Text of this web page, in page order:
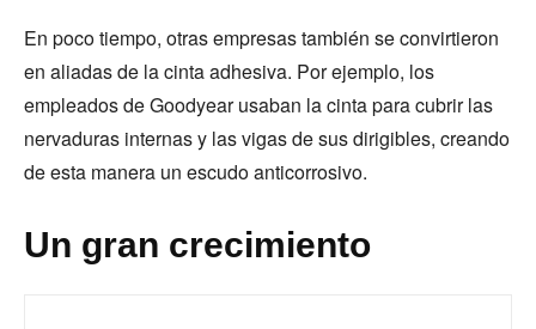
En poco tiempo, otras empresas también se convirtieron
en aliadas de la cinta adhesiva. Por ejemplo, los
empleados de Goodyear usaban la cinta para cubrir las
nervaduras internas y las vigas de sus dirigibles, creando
de esta manera un escudo anticorrosivo.
Un gran crecimiento